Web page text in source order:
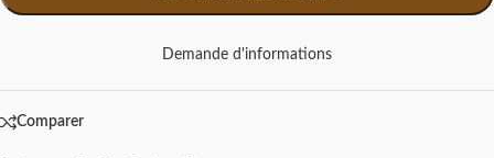
Demande d'informations
Comparer